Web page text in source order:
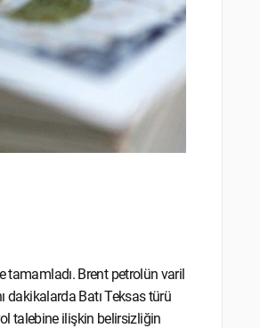
tamamladı. Brent petrolün varil
dakikalarda Batı Teksas türü
talebine ilişkin belirsizliğin